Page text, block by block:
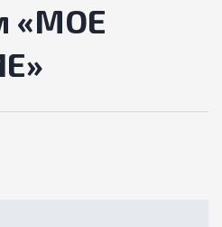
«МОЕ